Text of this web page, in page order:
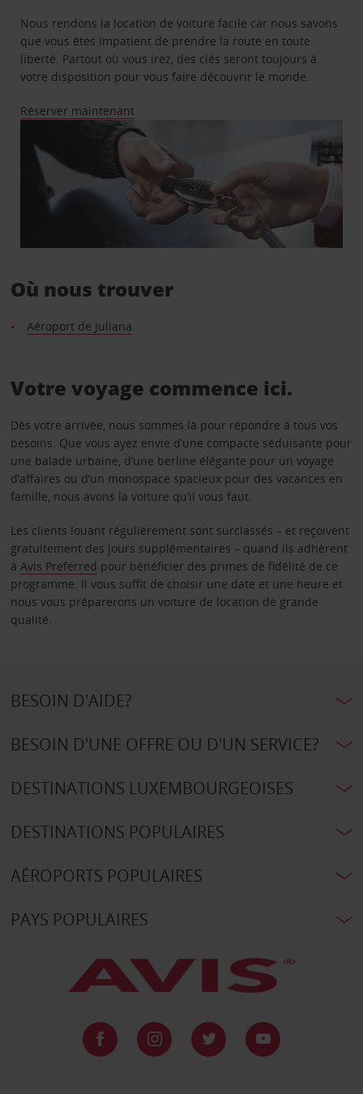
Nous rendons la location de voiture facile car nous savons
que vous êtes impatient de prendre la route en toute
liberté. Partout où vous irez, des clés seront toujours à
votre disposition pour vous faire découvrir le monde.
Réserver maintenant
Où nous trouver
Aéroport de Juliana
Votre voyage commence ici.
Dès votre arrivée, nous sommes là pour répondre à tous vos
besoins. Que vous ayez envie d’une compacte séduisante pour
une balade urbaine, d’une berline élégante pour un voyage
d’affaires ou d’un monospace spacieux pour des vacances en
famille, nous avons la voiture qu’il vous faut.
Les clients louant régulièrement sont surclassés – et reçoivent
gratuitement des jours supplémentaires – quand ils adhèrent
à Avis Preferred pour bénéficier des primes de fidélité de ce
programme. Il vous suffit de choisir une date et une heure et
nous vous préparerons un voiture de location de grande
qualité.
BESOIN D'AIDE?
BESOIN D'UNE OFFRE OU D'UN SERVICE?
DESTINATIONS LUXEMBOURGEOISES
DESTINATIONS POPULAIRES
AÉROPORTS POPULAIRES
PAYS POPULAIRES